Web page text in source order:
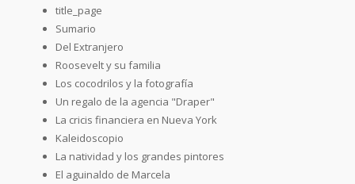
title_page
Sumario
Del Extranjero
Roosevelt y su familia
Los cocodrilos y la fotografía
Un regalo de la agencia "Draper"
La cricis financiera en Nueva York
Kaleidoscopio
La natividad y los grandes pintores
El aguinaldo de Marcela